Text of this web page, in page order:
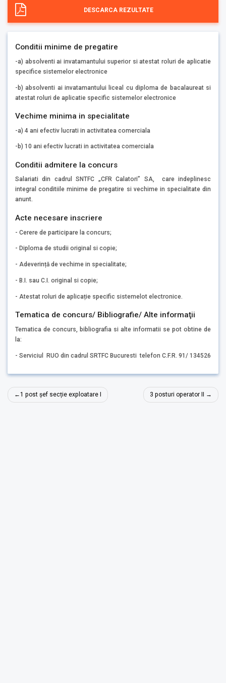
DESCARCA REZULTATE
Conditii minime de pregatire
-a) absolventi ai invatamantului superior si atestat roluri de aplicatie
specifice sistemelor electronice
-b) absolventi ai invatamantului liceal cu diploma de bacalaureat si
atestat roluri de aplicatie specific sistemelor electronice
Vechime minima in specialitate
-a) 4 ani efectiv lucrati in activitatea comerciala
-b) 10 ani efectiv lucrati in activitatea comerciala
Conditii admitere la concurs
Salariati din cadrul SNTFC „CFR Calatori” SA, care indeplinesc
integral conditiile minime de pregatire si vechime in specialitate din
anunt.
Acte necesare inscriere
- Cerere de participare la concurs;
- Diploma de studii original si copie;
- Adeverință de vechime in specialitate;
- B.I. sau C.I. original si copie;
- Atestat roluri de aplicație specific sistemelot electronice.
Tematica de concurs/ Bibliografie/ Alte informaţii
Tematica de concurs, bibliografia si alte informatii se pot obtine de
la:
- Serviciul RUO din cadrul SRTFC Bucuresti telefon C.F.R. 91/ 134526
Navigare
în
1 post șef secție exploatare I 3 posturi operator II